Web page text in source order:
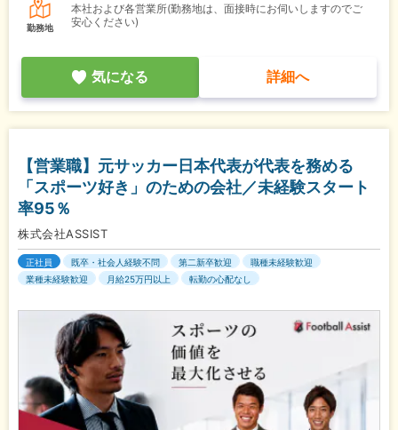
勤務地
本社および各営業所(勤務地は、面接時にお伺いしますのでご
安心ください)
気になる 詳細へ
【営業職】元サッカー日本代表が代表を務める
「スポーツ好き」のための会社／未経験スタート
率95％
株式会社ASSIST
正社員 既卒・社会人経験不問 第二新卒歓迎
職種未経験歓迎
業種未経験歓迎
月給25万円以上 転勤の心配なし